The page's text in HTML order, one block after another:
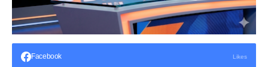
Facebook Likes